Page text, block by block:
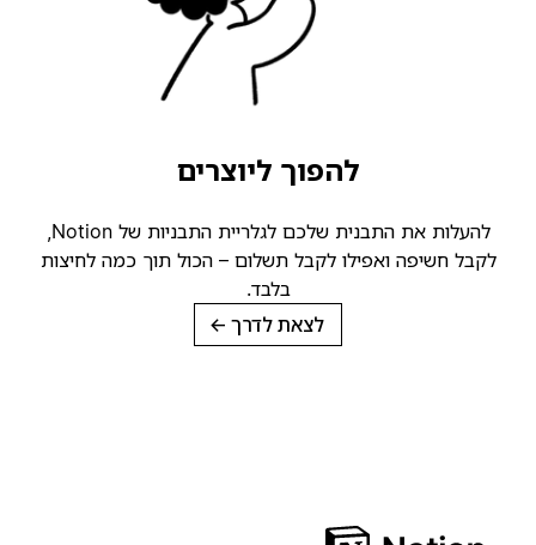
להפוך ליוצרים
להעלות את התבנית שלכם לגלריית התבניות של Notion,
לקבל חשיפה ואפילו לקבל תשלום – הכול תוך כמה לחיצות
בלבד.
לצאת לדרך→